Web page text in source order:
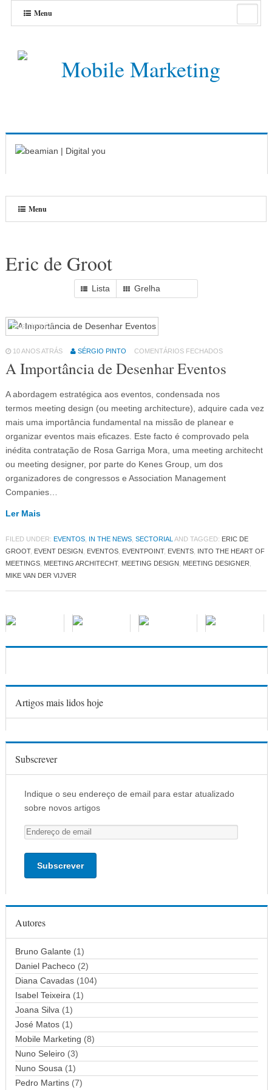
Menu
Menu
Eric de Groot
Lista Grelha
Eventos64
10 ANOS ATRÁS SÉRGIO PINTO COMENTÁRIOS FECHADOS
A Importância de Desenhar Eventos
A abordagem estratégica aos eventos, condensada nos
termos meeting design (ou meeting architecture), adquire cada vez
mais uma importância fundamental na missão de planear e
organizar eventos mais eficazes. Este facto é comprovado pela
inédita contratação de Rosa Garriga Mora, uma meeting architecht
ou meeting designer, por parte do Kenes Group, um dos
organizadores de congressos e Association Management
Companies…
Ler Mais
FILED UNDER: EVENTOS, IN THE NEWS, SECTORIAL AND TAGGED: ERIC DE
GROOT, EVENT DESIGN EVENTOS, EVENTPOINT, EVENTS, INTO THE HEART OF
MEETINGS, MEETING ARCHITECHT, MEETING DESIGN MEETING DESIGNER
MIKE VAN DER VIJVER
Artigos mais lidos hoje
Subscrever
Indique o seu endereço de email para estar atualizado
sobre novos artigos
E
n
d
o
d
e
e
m
a
i
l
Autores
Bruno Galante (1)
Daniel Pacheco(2)
Diana Cavadas(104)
Isabel Teixeira (1)
Joana Silva (1)
José Matos(1)
Mobile Marketing (8)
Nuno Seleiro(3)
Nuno Sousa (1)
Pedro Martins(7)